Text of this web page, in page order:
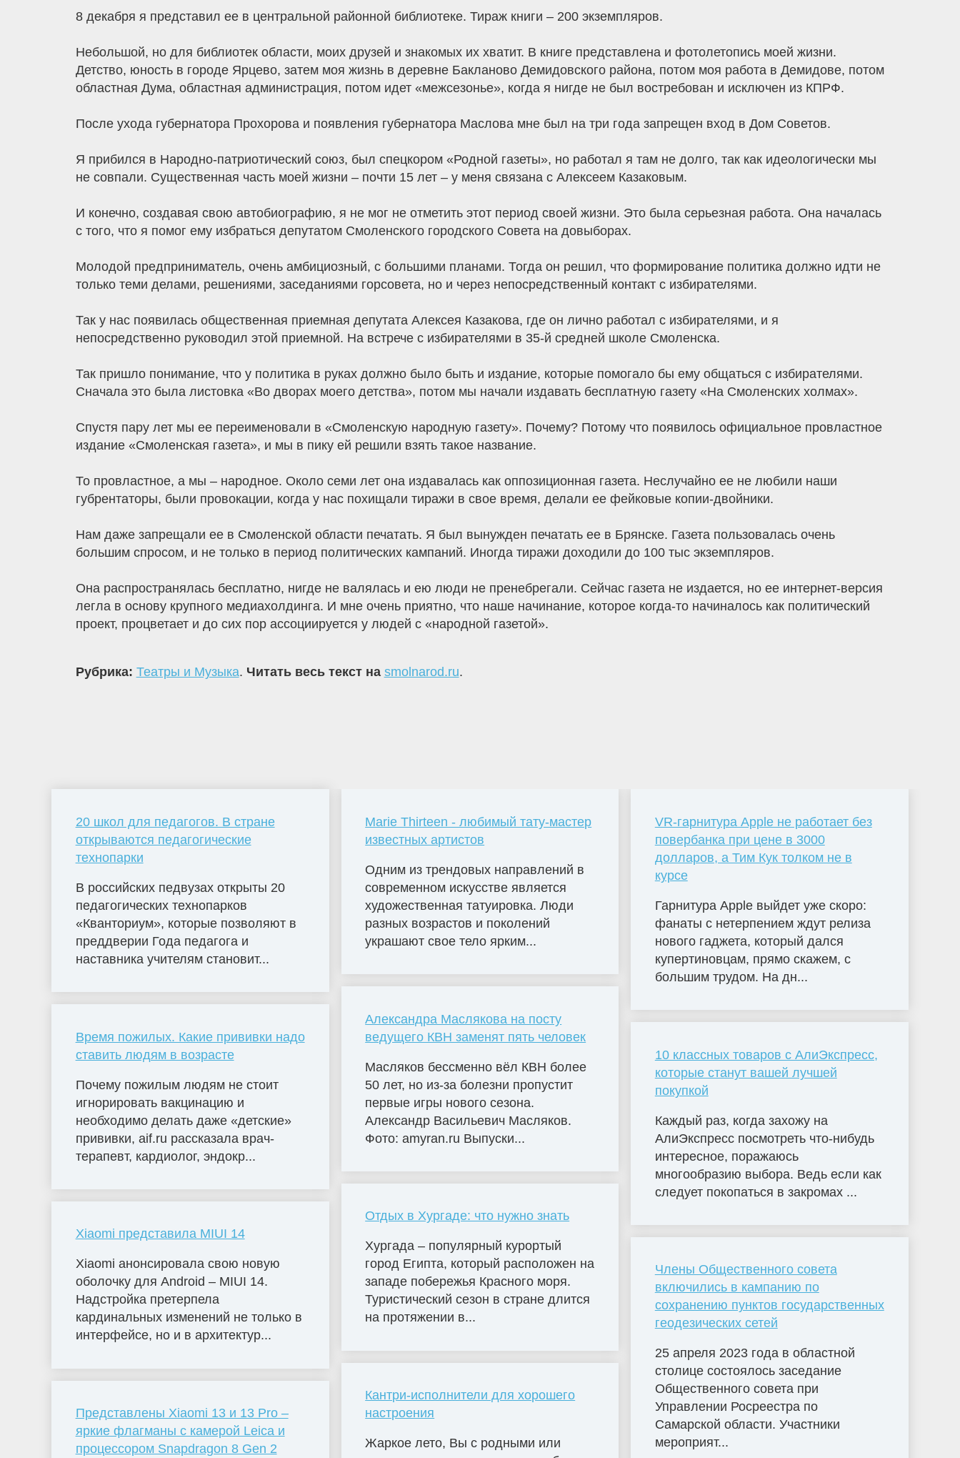
8 декабря я представил ее в центральной районной библиотеке. Тираж книги – 200 экземпляров.
Небольшой, но для библиотек области, моих друзей и знакомых их хватит. В книге представлена и фотолетопись моей жизни.
Детство, юность в городе Ярцево, затем моя жизнь в деревне Бакланово Демидовского района, потом моя работа в Демидове, потом
областная Дума, областная администрация, потом идет «межсезонье», когда я нигде не был востребован и исключен из КПРФ.
После ухода губернатора Прохорова и появления губернатора Маслова мне был на три года запрещен вход в Дом Советов.
Я прибился в Народно-патриотический союз, был спецкором «Родной газеты», но работал я там не долго, так как идеологически мы
не совпали. Существенная часть моей жизни – почти 15 лет – у меня связана с Алексеем Казаковым.
И конечно, создавая свою автобиографию, я не мог не отметить этот период своей жизни. Это была серьезная работа. Она началась
с того, что я помог ему избраться депутатом Смоленского городского Совета на довыборах.
Молодой предприниматель, очень амбициозный, с большими планами. Тогда он решил, что формирование политика должно идти не
только теми делами, решениями, заседаниями горсовета, но и через непосредственный контакт с избирателями.
Так у нас появилась общественная приемная депутата Алексея Казакова, где он лично работал с избирателями, и я
непосредственно руководил этой приемной. На встрече с избирателями в 35-й средней школе Смоленска.
Так пришло понимание, что у политика в руках должно было быть и издание, которые помогало бы ему общаться с избирателями.
Сначала это была листовка «Во дворах моего детства», потом мы начали издавать бесплатную газету «На Смоленских холмах».
Спустя пару лет мы ее переименовали в «Смоленскую народную газету». Почему? Потому что появилось официальное провластное
издание «Смоленская газета», и мы в пику ей решили взять такое название.
То провластное, а мы – народное. Около семи лет она издавалась как оппозиционная газета. Неслучайно ее не любили наши
губрентаторы, были провокации, когда у нас похищали тиражи в свое время, делали ее фейковые копии-двойники.
Нам даже запрещали ее в Смоленской области печатать. Я был вынужден печатать ее в Брянске. Газета пользовалась очень
большим спросом, и не только в период политических кампаний. Иногда тиражи доходили до 100 тыс экземпляров.
Она распространялась бесплатно, нигде не валялась и ею люди не пренебрегали. Сейчас газета не издается, но ее интернет-версия
легла в основу крупного медиахолдинга. И мне очень приятно, что наше начинание, которое когда-то начиналось как политический
проект, процветает и до сих пор ассоциируется у людей с «народной газетой».
Рубрика: Театры и Музыка. Читать весь текст на smolnarod.ru.
20 школ для педагогов. В стране
открываются педагогические
технопарки
В российских педвузах открыты 20
педагогических технопарков
«Кванториум», которые позволяют в
преддверии Года педагога и
наставника учителям становит...
Время пожилых. Какие прививки надо
ставить людям в возрасте
Почему пожилым людям не стоит
игнорировать вакцинацию и
необходимо делать даже «детские»
прививки, aif.ru рассказала врач-
терапевт, кардиолог, эндокр...
Xiaomi представила MIUI 14
Xiaomi анонсировала свою новую
оболочку для Android – MIUI 14.
Надстройка претерпела
кардинальных изменений не только в
интерфейсе, но и в архитектур...
Представлены Xiaomi 13 и 13 Pro –
яркие флагманы с камерой Leica и
процессором Snapdragon 8 Gen 2
Marie Thirteen - любимый тату-мастер
известных артистов
Одним из трендовых направлений в
современном искусстве является
художественная татуировка. Люди
разных возрастов и поколений
украшают свое тело ярким...
Александра Маслякова на посту
ведущего КВН заменят пять человек
Масляков бессменно вёл КВН более
50 лет, но из-за болезни пропустит
первые игры нового сезона.
Александр Васильевич Масляков.
Фото: amyran.ru Выпуски...
Отдых в Хургаде: что нужно знать
Хургада – популярный курортый
город Египта, который расположен на
западе побережья Красного моря.
Туристический сезон в стране длится
на протяжении в...
Кантри-исполнители для хорошего
настроения
Жаркое лето, Вы с родными или
VR-гарнитура Apple не работает без
повербанка при цене в 3000
долларов, а Тим Кук толком не в
курсе
Гарнитура Apple выйдет уже скоро:
фанаты с нетерпением ждут релиза
нового гаджета, который дался
купертиновцам, прямо скажем, с
большим трудом. На дн...
10 классных товаров с АлиЭкспресс,
которые станут вашей лучшей
покупкой
Каждый раз, когда захожу на
АлиЭкспресс посмотреть что-нибудь
интересное, поражаюсь
многообразию выбора. Ведь если как
следует покопаться в закромах ...
Члены Общественного совета
включились в кампанию по
сохранению пунктов государственных
геодезических сетей
25 апреля 2023 года в областной
столице состоялось заседание
Общественного совета при
Управлении Росреестра по
Самарской области. Участники
мероприят...